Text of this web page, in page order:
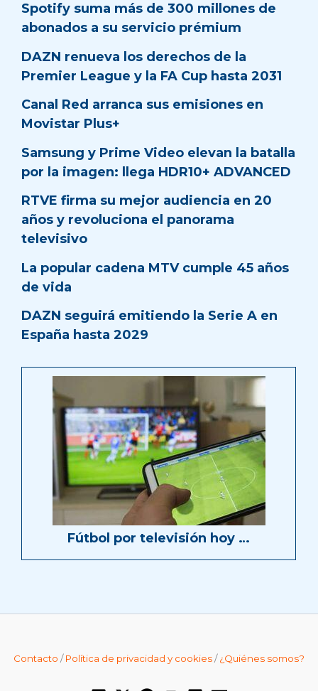
Spotify suma más de 300 millones de
abonados a su servicio prémium
DAZN renueva los derechos de la
Premier League y la FA Cup hasta 2031
Canal Red arranca sus emisiones en
Movistar Plus+
Samsung y Prime Video elevan la batalla
por la imagen: llega HDR10+ ADVANCED
RTVE firma su mejor audiencia en 20
años y revoluciona el panorama
televisivo
La popular cadena MTV cumple 45 años
de vida
DAZN seguirá emitiendo la Serie A en
España hasta 2029
Fútbol por televisión hoy …
Contacto /Política de privacidad y cookies/¿Quiénes somos?